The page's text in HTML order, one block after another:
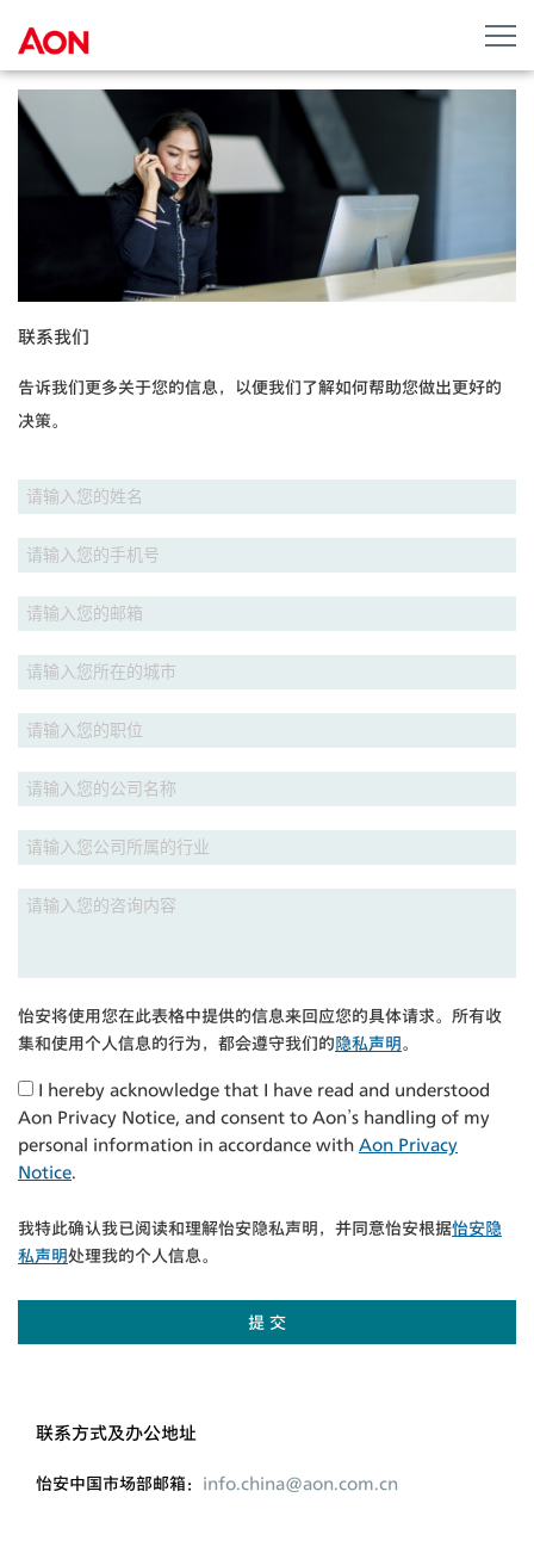
联系我们
告诉我们更多关于您的信息，以便我们了解如何帮助您做出更好的
决策。
怡安将使用您在此表格中提供的信息来回应您的具体请求。所有收
集和使用个人信息的行为，都会遵守我们的隐私声明。
I hereby acknowledge that I have read and understood
Aon Privacy Notice, and consent to Aon’s handling of my
personal information in accordance with Aon Privacy
Notice.
我特此确认我已阅读和理解怡安隐私声明，并同意怡安根据怡安隐
私声明处理我的个人信息。
联系方式及办公地址
怡安中国市场部邮箱： info.china@aon.com.cn